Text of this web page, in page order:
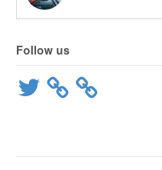
Follow us
Twitter